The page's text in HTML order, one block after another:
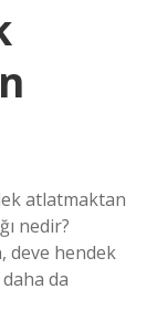
atlatmaktan
nedir?
deve hendek
da